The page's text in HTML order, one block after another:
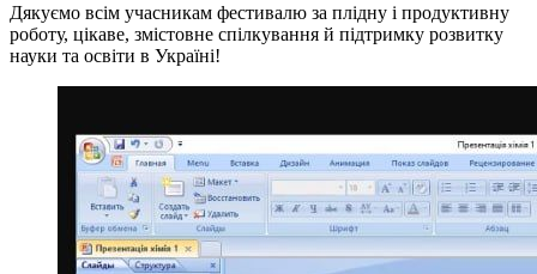
Дякуємо всім учасникам фестивалю за плідну і продуктивну
роботу, цікаве, змістовне спілкування й підтримку розвитку
науки та освіти в Україні!